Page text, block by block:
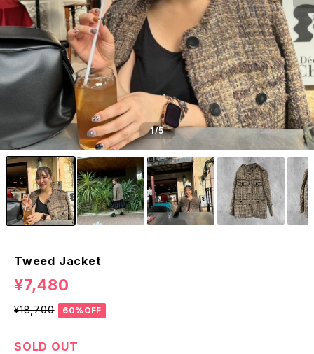
1/5
Tweed Jacket
¥7,480
¥18,700 60%OFF
SOLD OUT